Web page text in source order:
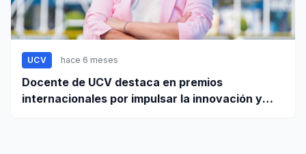
UCV hace 6 meses
Docente de UCV destaca en premios
internacionales por impulsar la innovación y